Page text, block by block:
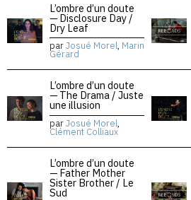
L’ombre d’un doute
— Disclosure Day /
Dry Leaf
parJosué Morel, Marin
Gérard
L’ombre d’un doute
— The Drama / Juste
une illusion
parJosué Morel,
Clément Colliaux
L’ombre d’un doute
— Father Mother
Sister Brother / Le
Sud